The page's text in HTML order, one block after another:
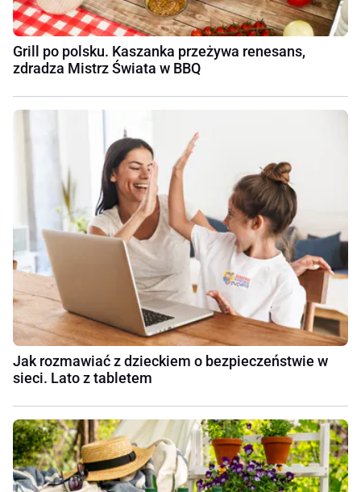
Grill po polsku. Kaszanka przeżywa renesans,
zdradza Mistrz Świata w BBQ
Jak rozmawiać z dzieckiem o bezpieczeństwie w
sieci. Lato z tabletem